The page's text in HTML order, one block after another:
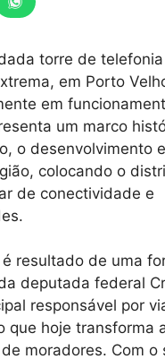
torre de
em Porto
em
um marco
o desenvolvimento
colocando o
de conectividade e
resultado de uma
deputada federal
responsável por
que hoje transforma
moradores. Com o